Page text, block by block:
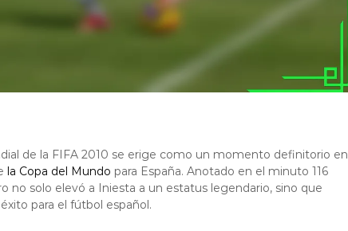
de la FIFA 2010 se erige como un momento definitorio en
la Copa del Mundo para España. Anotado en el minuto 116
no solo elevó a Iniesta a un estatus legendario, sino que
para el fútbol español.